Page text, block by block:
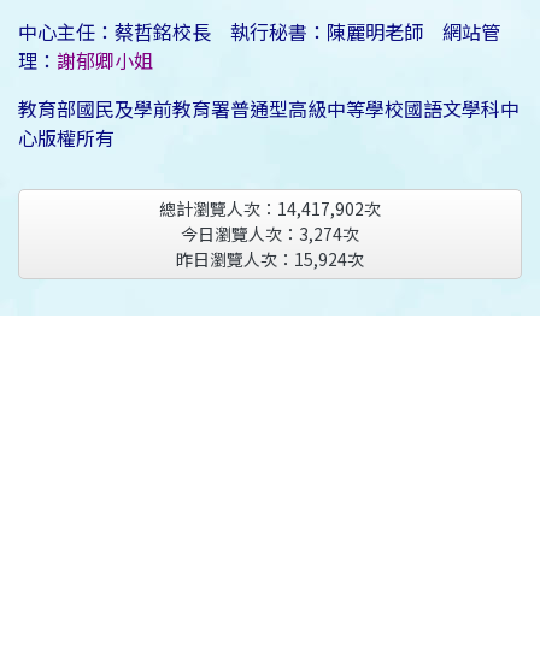
中心主任：蔡哲銘校長 執行秘書：陳麗明老師 網站管
理： 謝郁卿小姐
教育部國民及學前教育署普通型高級中等學校國語文學科中
心版權所有
總計瀏覽人次： 14,417,902次
今日瀏覽人次： 3,274次
昨日瀏覽人次： 15,924次